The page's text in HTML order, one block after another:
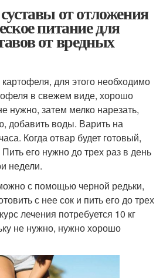
от отложения
питание для
от вредных
для этого необходимо
в свежем виде, хорошо
нужно, затем мелко нарезать,
добавить воды. Варить на
Когда отвар будет готовый,
его нужно до трех раз в день
недели.
с помощью черной редьки,
с нее сок и пить его до трех
лечения потребуется 10 кг
не нужно, нужно хорошо